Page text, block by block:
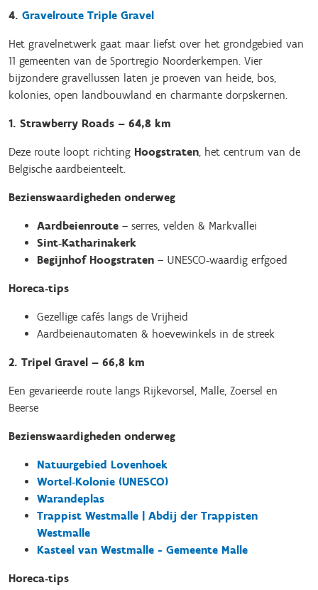
4. Gravelroute Triple Gravel
Het gravelnetwerk gaat maar liefst over het grondgebied van
11 gemeenten van de Sportregio Noorderkempen. Vier
bijzondere gravellussen laten je proeven van heide, bos,
kolonies, open landbouwland en charmante dorpskernen.
1. Strawberry Roads – 64,8 km
Deze route loopt richting Hoogstraten, het centrum van de
Belgische aardbeienteelt.
Bezienswaardigheden onderweg
Aardbeienroute – serres, velden & Markvallei
Sint‑Katharinakerk
Begijnhof Hoogstraten – UNESCO‑waardig erfgoed
Horeca‑tips
Gezellige cafés langs de Vrijheid
Aardbeienautomaten & hoevewinkels in de streek
2. Tripel Gravel – 66,8 km
Een gevarieerde route langs Rijkevorsel, Malle, Zoersel en
Beerse
Bezienswaardigheden onderweg
Natuurgebied Lovenhoek
Wortel‑Kolonie (UNESCO)
Warandeplas
Trappist Westmalle | Abdij der Trappisten
Westmalle
Kasteel van Westmalle - Gemeente Malle
Horeca‑tips